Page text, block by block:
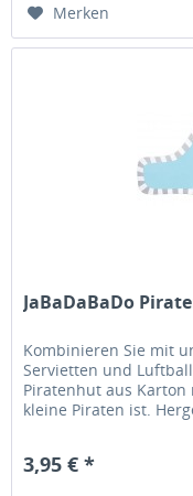
Merken
JaBaDaBaDo
Kombinieren Sie mit
Servietten und
Piratenhut aus
kleine Piraten ist.
3,95 € *